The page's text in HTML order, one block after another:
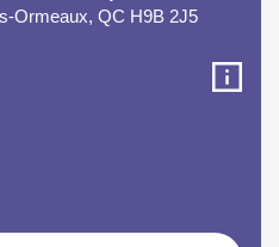
Ormeaux, QC H9B 2J5